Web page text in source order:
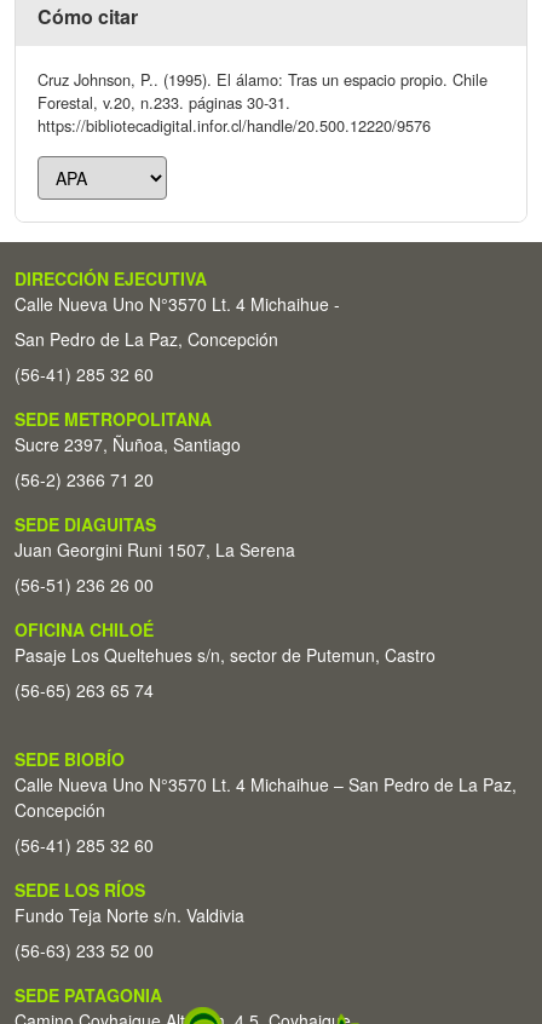
Cómo citar
Cruz Johnson, P.. (1995). El álamo: Tras un espacio propio. Chile
Forestal, v.20, n.233. páginas 30-31.
https://bibliotecadigital.infor.cl/handle/20.500.12220/9576
DIRECCIÓN EJECUTIVA
Calle Nueva Uno N°3570 Lt. 4 Michaihue -
San Pedro de La Paz, Concepción
(56-41) 285 32 60
SEDE METROPOLITANA
Sucre 2397, Ñuñoa, Santiago
(56-2) 2366 71 20
SEDE DIAGUITAS
Juan Georgini Runi 1507, La Serena
(56-51) 236 26 00
OFICINA CHILOÉ
Pasaje Los Queltehues s/n, sector de Putemun, Castro
(56-65) 263 65 74
SEDE BIOBÍO
Calle Nueva Uno N°3570 Lt. 4 Michaihue – San Pedro de La Paz,
Concepción
(56-41) 285 32 60
SEDE LOS RÍOS
Fundo Teja Norte s/n. Valdivia
(56-63) 233 52 00
SEDE PATAGONIA